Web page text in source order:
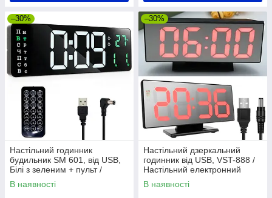
–30%
Настільний годинник
будильник SM 601, від USB,
Білі з зеленим + пульт /
Настінний електронний
годинник з термометром
В наявності
–30%
Настільний дзеркальний
годинник від USB, VST-888 /
Настільний електронний
годинник з будильником
В наявності